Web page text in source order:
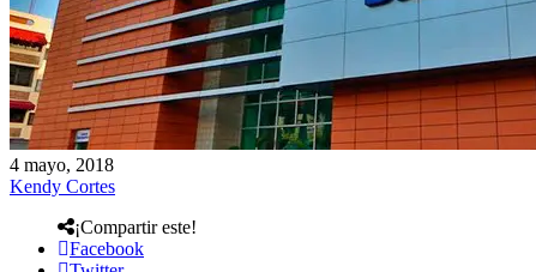
4 mayo, 2018
Kendy Cortes
¡Compartir este!
Facebook